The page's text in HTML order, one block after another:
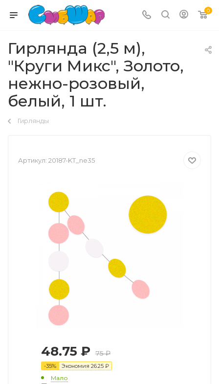
0
Гирлянда (2,5 м),
"Круги Микс", Золото,
нежно-розовый,
белый, 1 шт.
Гирлянды
Артикул: 20187-KT_ne35
48.75 ₽ 75₽
-35% Экономия 26.25 ₽
Мало